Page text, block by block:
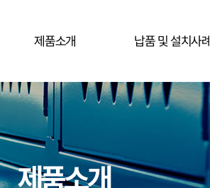
제품소개 납품 및 설치사례
제품소개